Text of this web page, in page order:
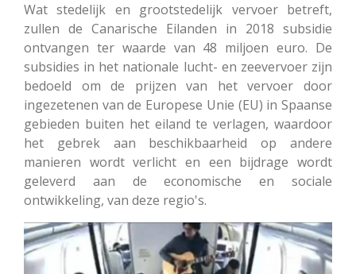
Wat stedelijk en grootstedelijk vervoer betreft,
zullen de Canarische Eilanden in 2018 subsidie
ontvangen ter waarde van 48 miljoen euro. De
subsidies in het nationale lucht- en zeevervoer zijn
bedoeld om de prijzen van het vervoer door
ingezetenen van de Europese Unie (EU) in Spaanse
gebieden buiten het eiland te verlagen, waardoor
het gebrek aan beschikbaarheid op andere
manieren wordt verlicht en een bijdrage wordt
geleverd aan de economische en sociale
ontwikkeling, van deze regio's.